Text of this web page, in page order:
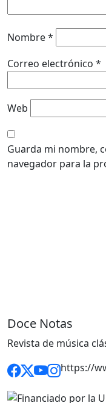
Nombre*
Correo electrónico *
Web
Guarda mi nombre,
navegador para la
Doce Notas
Revista de música
https://